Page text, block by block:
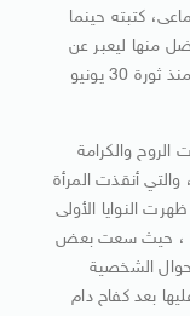
كتبته حينما
منها ليعبر عن
حجم المكتسبات التي تحققت للمرأة المصرية منذ ثورة 30 يونيو
الروح والكرامة
أنقذت المرأة
النوايا الأولى
، حيث سعت بعض
الشخصية
بعد كفاح دام